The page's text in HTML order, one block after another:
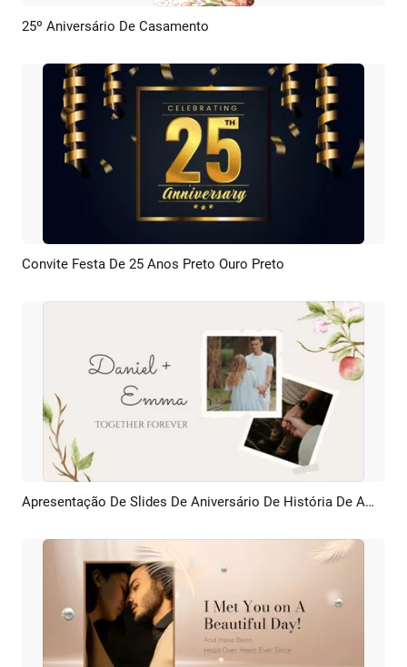
Pré-visualizar
25º Aniversário De Casamento
Pré-visualizar Personalizar
Convite Festa De 25 Anos Preto Ouro Preto
Pré-visualizar Criar IA Apresentação De Slides De Aniversário De História De Amor